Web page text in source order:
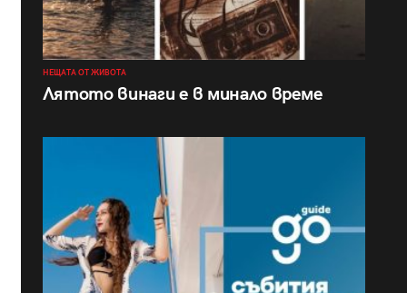
НЕЩАТА ОТ ЖИВОТА
Лятото винаги е в минало време